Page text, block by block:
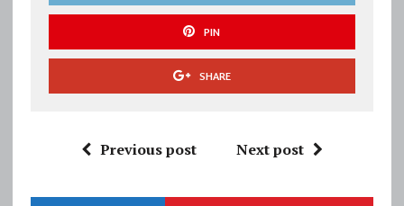
PIN
SHARE
Previous post Next post